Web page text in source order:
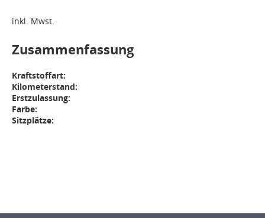
inkl. Mwst.
Zusammenfassung
Kraftstoffart:
Kilometerstand:
Erstzulassung:
Farbe:
Sitzplätze: